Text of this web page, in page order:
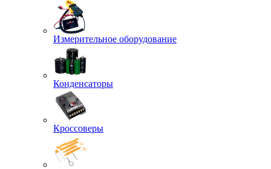
Измерительное оборудование
Конденсаторы
Кроссоверы